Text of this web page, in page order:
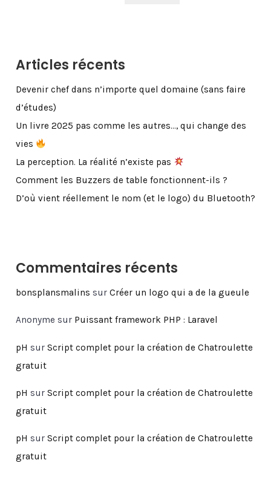
Articles récents
Devenir chef dans n’importe quel domaine (sans faire
d’études)
Un livre 2025 pas comme les autres…, qui change des
vies
La perception. La réalité n’existe pas
Comment les Buzzers de table fonctionnent-ils ?
D’où vient réellement le nom (et le logo) du Bluetooth?
Commentaires récents
bonsplansmalins sur Créer un logo qui a de la gueule
Anonyme sur Puissant framework PHP : Laravel
pH sur Script complet pour la création de Chatroulette
gratuit
pH sur Script complet pour la création de Chatroulette
gratuit
pH sur Script complet pour la création de Chatroulette
gratuit